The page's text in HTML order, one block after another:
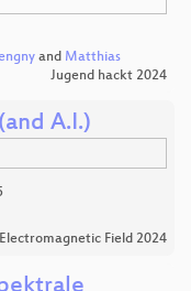
and Matthias
Jugend hackt 2024
A.I.)
Electromagnetic Field 2024